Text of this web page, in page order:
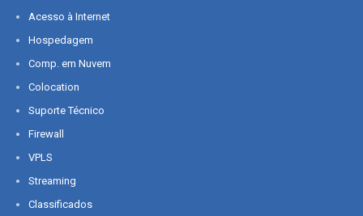
Acesso à Internet
Hospedagem
Comp. em Nuvem
Colocation
Suporte Técnico
Firewall
VPLS
Streaming
Classificados